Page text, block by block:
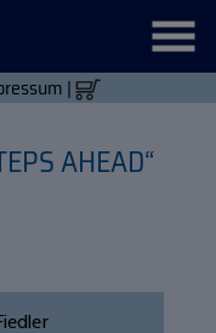
|
AHEAD“